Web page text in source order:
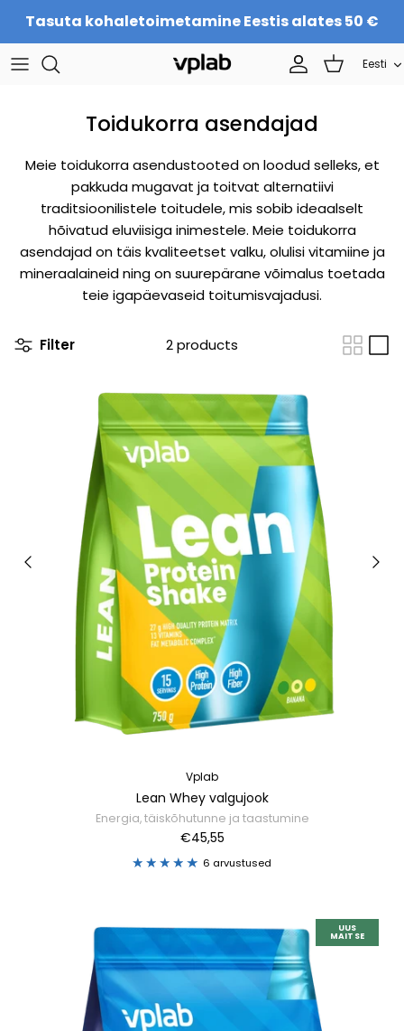
content
Tasuta kohaletoimetamine Eestis alates 50 €
Eesti
EESMÄRGIKOMPLEKTID
Sporditoitumine
Proteiin
Ilule
Toidulisandid
Meist
Meeskond
KARJÄÄR
Kontaktid
Hakka edasimüüjaks
Toidukorra asendajad
Meie toidukorra asendustooted on loodud selleks, et
pakkuda mugavat ja toitvat alternatiivi
traditsioonilistele toitudele, mis sobib ideaalselt
hõivatud eluviisiga inimestele. Meie toidukorra
asendajad on täis kvaliteetset valku, olulisi vitamiine ja
mineraalaineid ning on suurepärane võimalus toetada
teie igapäevaseid toitumisvajadusi.
Filter 2 products
Vplab
Lean Whey valgujook
Energia, täiskõhutunne ja taastumine
€45,55
6 arvustused
UUS
MAITSE